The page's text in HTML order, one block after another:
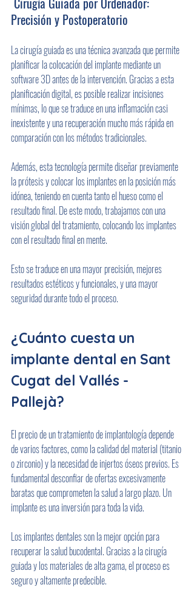
Precisión y Postoperatorio
La cirugía guiada es una técnica avanzada que permite
planificar la colocación del implante mediante un
software 3D antes de la intervención. Gracias a esta
planificación digital, es posible realizar incisiones
mínimas, lo que se traduce en una inflamación casi
inexistente y una recuperación mucho más rápida en
comparación con los métodos tradicionales.
Además, esta tecnología permite diseñar previamente
la prótesis y colocar los implantes en la posición más
idónea, teniendo en cuenta tanto el hueso como el
resultado final. De este modo, trabajamos con una
visión global del tratamiento, colocando los implantes
con el resultado final en mente.
Esto se traduce en una mayor precisión, mejores
resultados estéticos y funcionales, y una mayor
seguridad durante todo el proceso.
¿Cuánto cuesta un
implante dental en Sant
Cugat del Vallés -
Pallejà?
El precio de un tratamiento de implantología depende
de varios factores, como la calidad del material (titanio
o zirconio) y la necesidad de injertos óseos previos. Es
fundamental desconfiar de ofertas excesivamente
baratas que comprometen la salud a largo plazo. Un
implante es una inversión para toda la vida.
Los implantes dentales son la mejor opción para
recuperar la salud bucodental. Gracias a la cirugía
guiada y los materiales de alta gama, el proceso es
seguro y altamente predecible.